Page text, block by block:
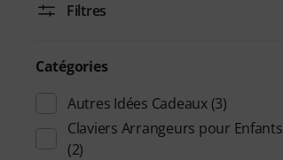
Filtres
Catégories
Autres Idées Cadeaux(3)
Claviers Arrangeurs pour Enfants
(2)